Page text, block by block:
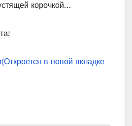
корочкой…
(Откроется в новой вкладке